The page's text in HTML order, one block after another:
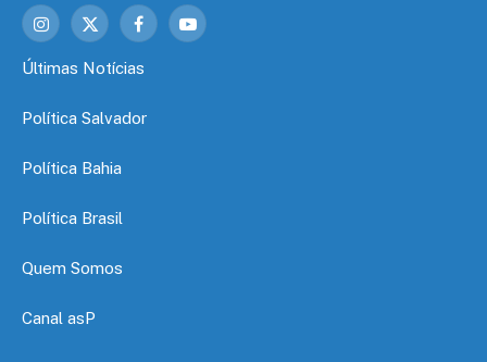
Instagram
X
FacebookYouTube
Últimas Notícias
Política Salvador
Política Bahia
Política Brasil
Quem Somos
Canal asP